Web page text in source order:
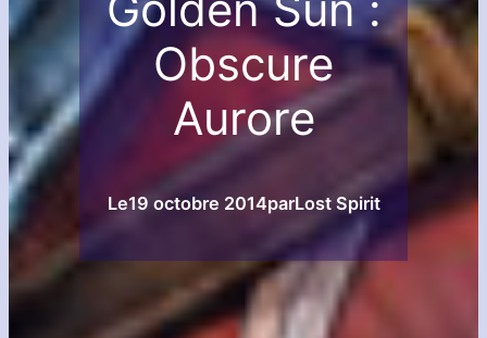
Obscure
Aurore
Le19 octobre 2014parLost Spirit